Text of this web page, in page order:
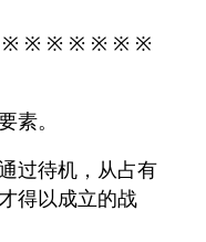
※ ※ ※ ※ ※ ※
。
过待机，从占有
得以成立的战